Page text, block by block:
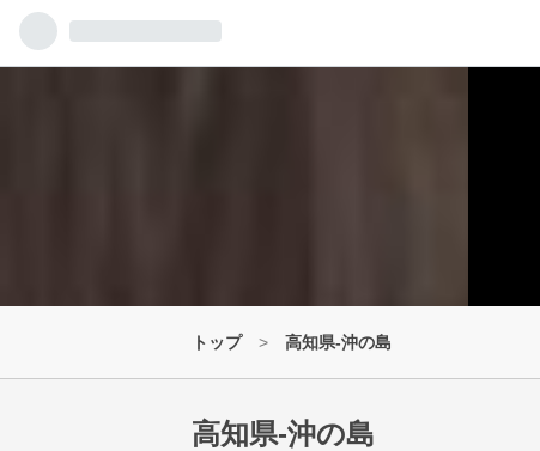
トップ > 高知県-沖の島
高知県-沖の島